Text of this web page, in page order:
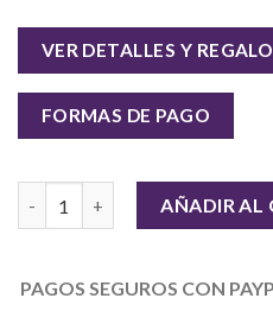
VER DETALLES Y
FORMAS DE PAGO
AÑADIR AL
PAGOS SEGUROS CON